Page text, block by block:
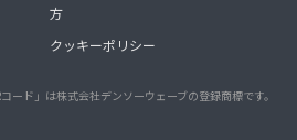
方
クッキーポリシー
コード」は株式会社デンソーウェーブの登録商標です。